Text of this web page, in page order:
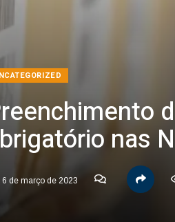
nas
6 de março de 2023